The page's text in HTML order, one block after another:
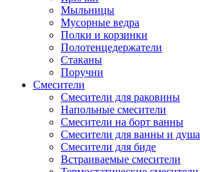
Мыльницы
Мусорные ведра
Полки и корзинки
Полотенцедержатели
Стаканы
Поручни
Смесители
Смесители для раковины
Напольные смесители
Смесители на борт ванны
Смесители для ванны и душа
Смесители для биде
Встраиваемые смесители